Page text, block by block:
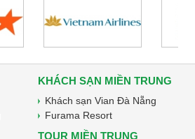
KHÁCH SẠN MIỀN TRUNG
Khách sạn Vian Đà Nẵng
Furama Resort
TOUR MIỀN TRUNG